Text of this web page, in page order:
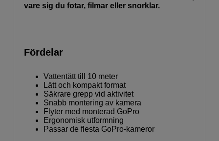
vare sig du fotar, filmar eller snorklar.
Fördelar
Vattentätt till 10 meter
Lätt och kompakt format
Säkrare grepp vid aktivitet
Snabb montering av kamera
Flyter med monterad GoPro
Ergonomisk utformning
Passar de flesta GoPro-kameror